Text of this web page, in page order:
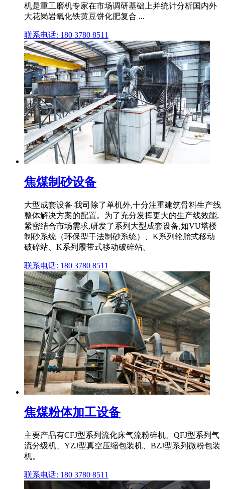
机是重工磨机专家在市场调研基础上并统计分析国内外
大花岗岩氧化铁黄豆饼化肥复合 ...
联系电话: 180 3780 8511
焦煤制砂设备
大型成套设备 我司除了单机外,十分注重建筑骨料生产线
整体解决方案的配置。为了充分发挥更大的生产线效能,
紧密结合市场需求,研发了系列大型成套设备,如VU塔楼
制砂系统（环保型干法制砂系统）、K系列轮胎式移动
破碎站、K系列履带式移动破碎站。
联系电话: 180 3780 8511
焦煤粉体加工设备
主要产品有CFJ型系列流化床气流粉碎机、QFJ型系列气
流分级机、YZJ型真空压缩包装机、BZJ型系列微粉包装
机。
联系电话: 180 3780 8511